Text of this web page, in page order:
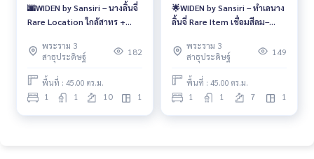
🌆WIDEN by Sansiri – นางลิ้นจี่
Rare Location ใกล้สาทร +
ส่วนกลาง เริ่ม 8.9 ล้าน 📞065-
4496399💚LINE: @wsrcondo
พระราม 3
สาธุประดิษฐ์
182
พื้นที่ : 45.00 ตร.ม.
1 1 10 1
🌟WIDEN by Sansiri – ทำเลนาง
ลิ้นจี่ Rare Item เชื่อมสีลม–
Pet Welcome เริ่ม 8.9 ล้าน 📞
065-4496399💚LINE:
@wsrcondo
พระราม 3
สาธุประดิษฐ์
149
พื้นที่ : 45.00 ตร.ม.
1 1 7 1